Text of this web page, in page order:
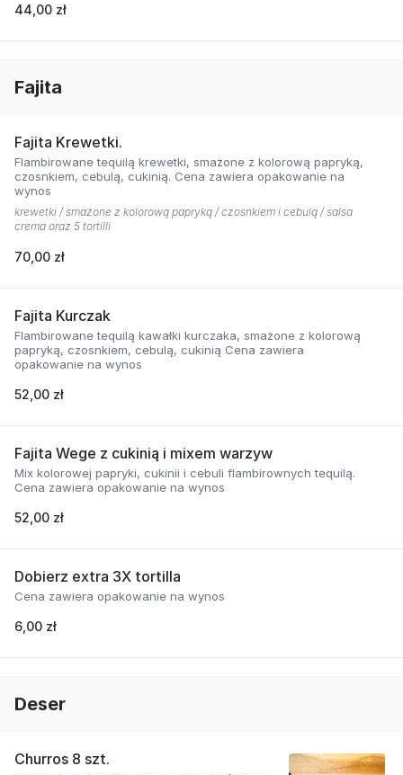
44,00 zł
Fajita
Fajita Krewetki.
Flambirowane tequilą krewetki, smażone z kolorową papryką,
czosnkiem, cebulą, cukinią. Cena zawiera opakowanie na
wynos
krewetki / smażone z kolorową papryką / czosnkiem i cebulą / salsa
crema oraz 5 tortilli
70,00 zł
Fajita Kurczak
Flambirowane tequilą kawałki kurczaka, smażone z kolorową
papryką, czosnkiem, cebulą, cukinią Cena zawiera
opakowanie na wynos
52,00 zł
Fajita Wege z cukinią i mixem warzyw
Mix kolorowej papryki, cukinii i cebuli flambirownych tequilą.
Cena zawiera opakowanie na wynos
52,00 zł
Dobierz extra 3X tortilla
Cena zawiera opakowanie na wynos
6,00 zł
Deser
Churros 8 szt.